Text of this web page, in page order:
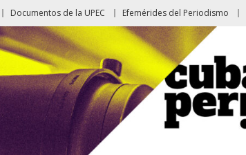
Documentos de la UPEC Efemérides del Periodismo